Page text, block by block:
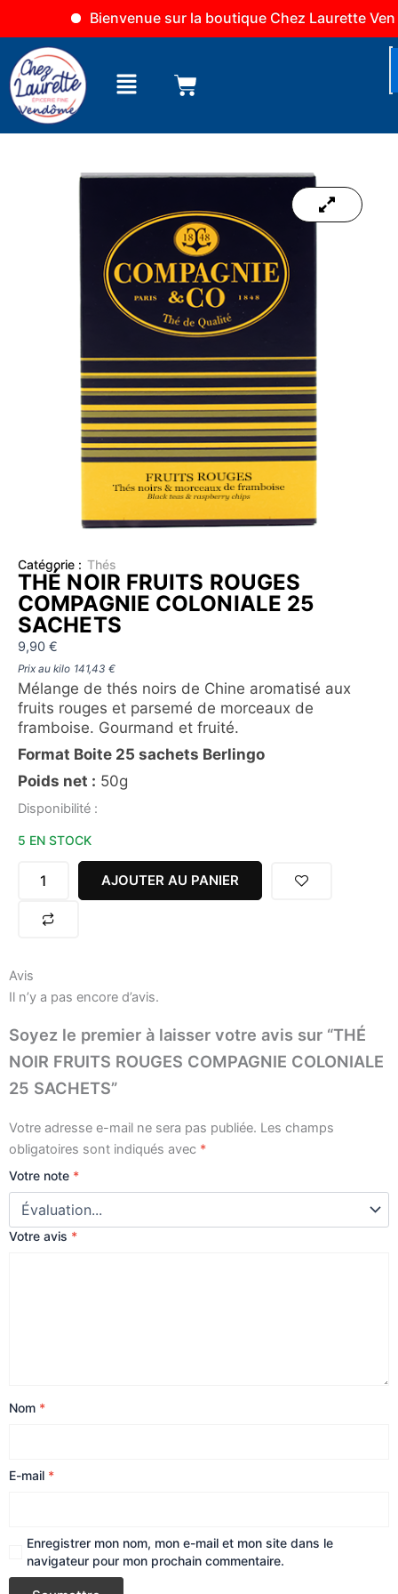
Bienvenue sur la boutique Chez Laurette
contenu
Menu
Catégorie : Thés
THÉ NOIR FRUITS ROUGES
COMPAGNIE COLONIALE 25
SACHETS
9,90 €
Prix au kilo 141,43 €
Mélange de thés noirs de Chine aromatisé aux
fruits rouges et parsemé de morceaux de
framboise. Gourmand et fruité.
Format Boite 25 sachets Berlingo
Poids net : 50g
Disponibilité :
5 EN STOCK
quantité
THÉ
FRUITS
COMPAGNIE
COLONIALE
AJOUTER AU PANIER
Avis
Il n’y a pas encore d’avis.
Soyez le premier à laisser votre avis sur “THÉ
NOIR FRUITS ROUGES COMPAGNIE COLONIALE
25 SACHETS”
Votre adresse e-mail ne sera pas publiée. Les champs
obligatoires sont indiqués avec *
Votre note *
Votre avis *
Nom *
E-mail *
Enregistrer mon nom, mon e-mail et mon site dans le
navigateur pour mon prochain commentaire.